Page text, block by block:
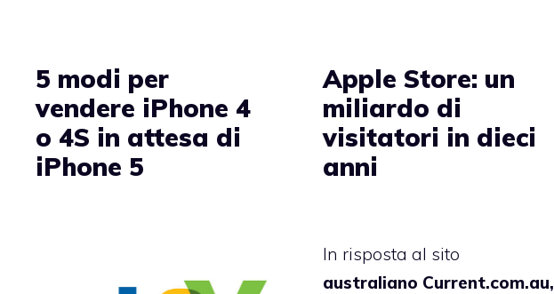
5 modi per
vendere iPhone 4
o 4S in attesa di
iPhone 5
Apple Store: un
miliardo di
visitatori in dieci
anni
In risposta al sito
australiano Current.com.au,